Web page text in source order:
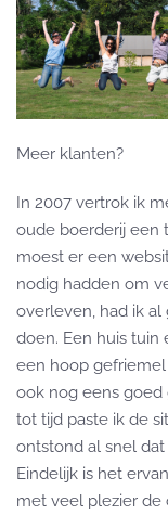
Meer klanten?
In 2007 vertrok ik
oude boerderij een
moest er een
nodig hadden om
overleven, had ik
doen. Een huis
een hoop
ook nog eens goed
tot tijd paste ik de
ontstond al snel
Eindelijk is het
met veel plezier de